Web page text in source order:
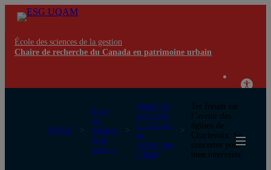
École des sciences de la gestion
Chaire de recherche du Canada en patrimoine urbain
UQAM
École
des
sciences
de la
gestion
Chaire de
recherche
du Canada
en
patrimoine
urbain
1er forum sur
l’avenir des
églises de
Charlevoix: Se
concerter pour
bien intervenir